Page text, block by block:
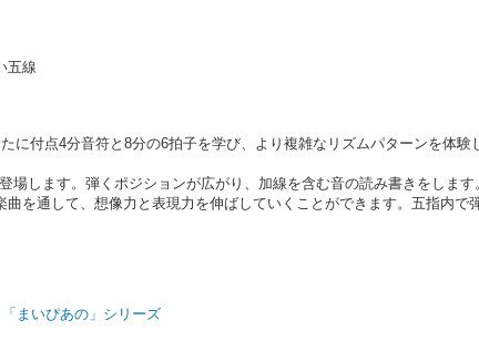
五線
に付点4分音符と8分の6拍子を学び、より複雑なリズムパターンを体験
場します。弾くポジションが広がり、加線を含む音の読み書きをします
を通して、想像力と表現力を伸ばしていくことができます。五指内で
まいぴあの」シリーズ